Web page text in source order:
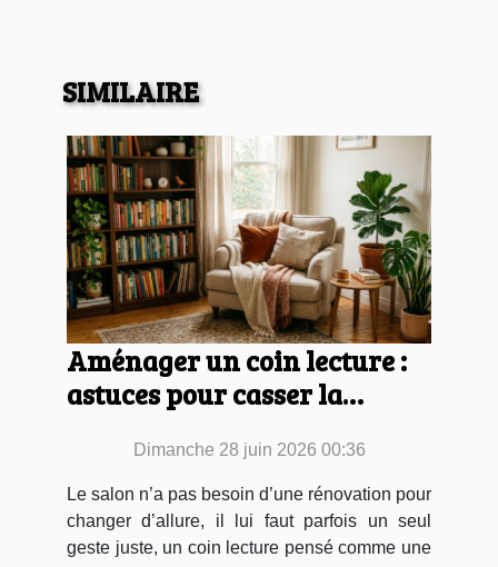
SIMILAIRE
Aménager un coin lecture :
astuces pour casser la
Dimanche 28 juin 2026 00:36
Le salon n’a pas besoin d’une rénovation pour
changer d’allure, il lui faut parfois un seul
geste juste, un coin lecture pensé comme une